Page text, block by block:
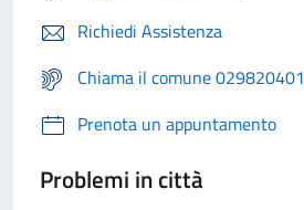
Richiedi Assistenza
Chiama il comune 029820401
Prenota un appuntamento
Problemi in città